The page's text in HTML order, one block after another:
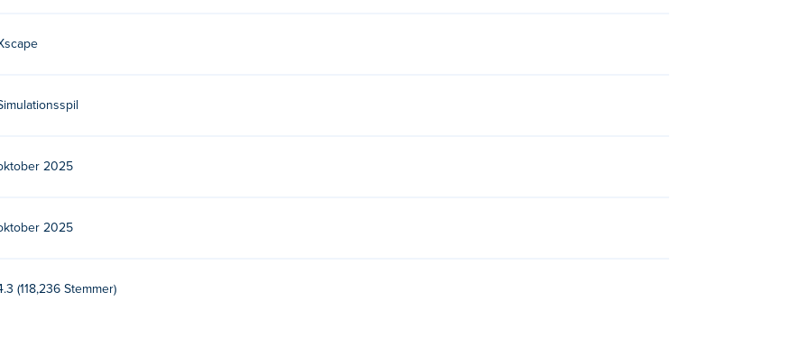
mobile enheder og computere?
2025
2025
(118,236 Stemmer)